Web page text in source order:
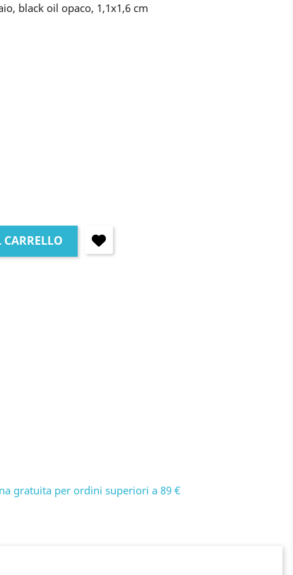
black oil opaco, 1,1x1,6 cm
gratuita per ordini superiori a 89 €